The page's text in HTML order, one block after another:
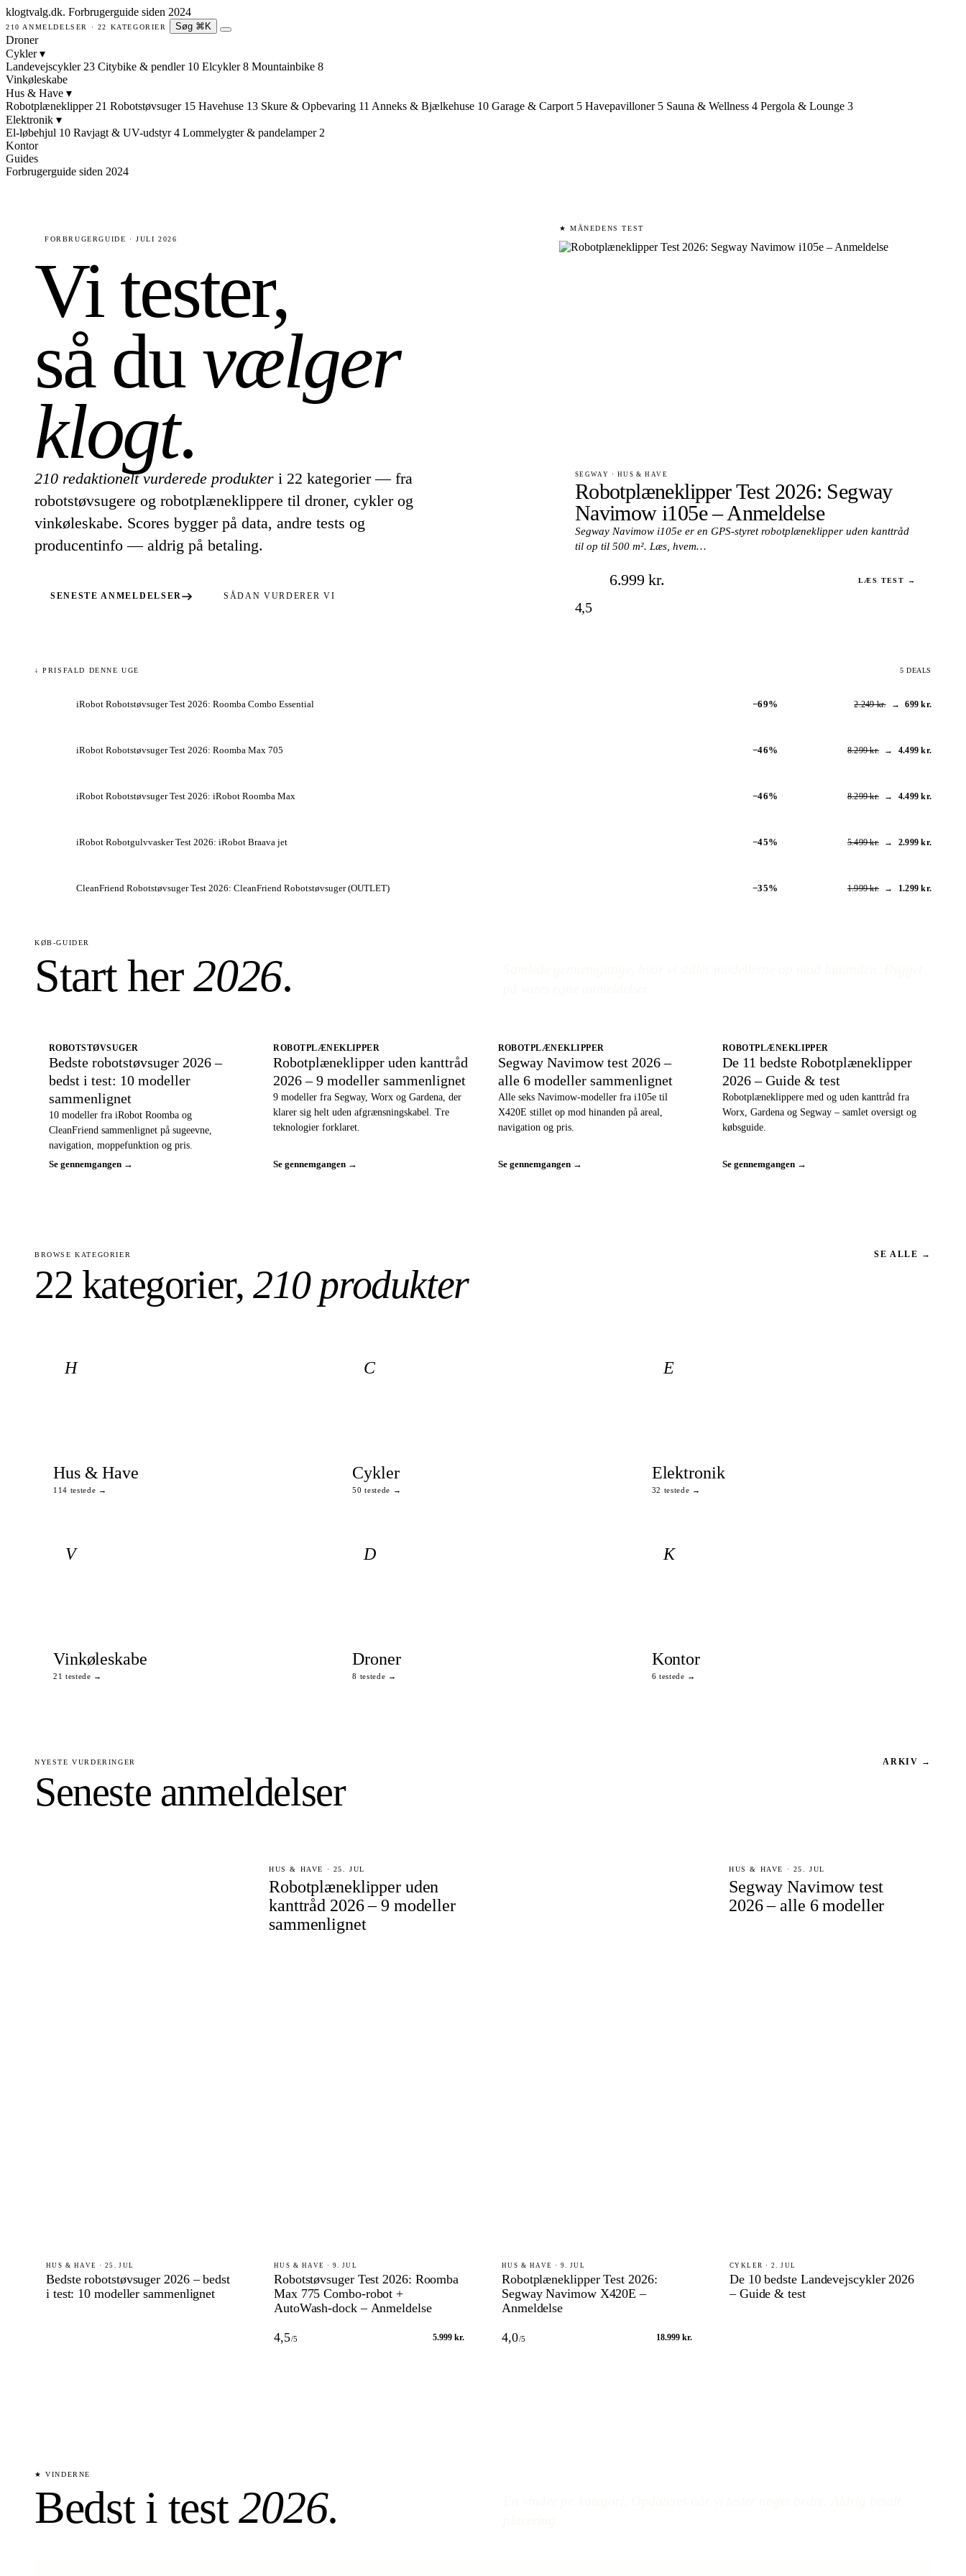
klogtvalg.dk. Forbrugerguide siden 2024
210 ANMELDELSER · 22 KATEGORIER Søg ⌘K
Droner
Cykler▾
Landevejscykler 23 Citybike & pendler 10 Elcykler 8 Mountainbike 8
Vinkøleskabe
Hus & Have ▾
Robotplæneklipper 21 Robotstøvsuger 15 Havehuse 13 Skure & Opbevaring 11 Anneks & Bjælkehuse 10 Garage & Carport 5 Havepavilloner 5 Sauna & Wellness 4 Pergola & Lounge 3
Elektronik ▾
El-løbehjul 10 Ravjagt & UV-udstyr 4 Lommelygter & pandelamper 2
Kontor
Guides
Forbrugerguide siden 2024
FORBRUGERGUIDE · JULI 2026
Vi tester,
så duvælger
klogt.
210 redaktionelt vurderede produkter i 22 kategorier — fra
robotstøvsugere og robotplæneklippere til droner, cykler og
vinkøleskabe. Scores bygger på data, andre tests og
producentinfo — aldrig på betaling.
SENESTE ANMELDELSER SÅDAN VURDERER VI
★ MÅNEDENS TEST
SEGWAY · HUS & HAVE
Robotplæneklipper Test 2026: Segway
Navimow i105e – Anmeldelse
Segway Navimow i105e er en GPS-styret robotplæneklipper uden kanttråd
til op til 500 m². Læs, hvem…
4,5
6.999 kr. LÆS TEST →
↓ PRISFALD DENNE UGE 5 DEALS
iRobot Robotstøvsuger Test 2026: Roomba Combo Essential −69% 2.249 kr. → 699 kr.
iRobot Robotstøvsuger Test 2026: Roomba Max 705 −46% 8.299 kr. → 4.499 kr.
iRobot Robotstøvsuger Test 2026: iRobot Roomba Max −46% 8.299 kr. → 4.499 kr.
iRobot Robotgulvvasker Test 2026: iRobot Braava jet −45% 5.499 kr. → 2.999 kr.
CleanFriend Robotstøvsuger Test 2026: CleanFriend Robotstøvsuger (OUTLET) −35% 1.999 kr. → 1.299 kr.
KØB-GUIDER
Start her2026.
ROBOTSTØVSUGER
Bedste robotstøvsuger 2026 –
bedst i test: 10 modeller
sammenlignet
10 modeller fra iRobot Roomba og
CleanFriend sammenlignet på sugeevne,
navigation, moppefunktion og pris.
Se gennemgangen →
ROBOTPLÆNEKLIPPER
Robotplæneklipper uden kanttråd
2026 – 9 modeller sammenlignet
9 modeller fra Segway, Worx og Gardena, der
klarer sig helt uden afgrænsningskabel. Tre
teknologier forklaret.
Se gennemgangen →
ROBOTPLÆNEKLIPPER
Segway Navimow test 2026 –
alle 6 modeller sammenlignet
Alle seks Navimow-modeller fra i105e til
X420E stillet op mod hinanden på areal,
navigation og pris.
Se gennemgangen →
ROBOTPLÆNEKLIPPER
De 11 bedste Robotplæneklipper
2026 – Guide & test
Robotplæneklippere med og uden kanttråd fra
Worx, Gardena og Segway – samlet oversigt og
købsguide.
Se gennemgangen →
BROWSE KATEGORIER
22 kategorier, 210 produkter
SE ALLE →
H
Hus & Have
114 testede →
C
Cykler
50 testede →
E
Elektronik
32 testede →
V
Vinkøleskabe
21 testede →
D
Droner
8 testede →
K
Kontor
6 testede →
NYESTE VURDERINGER
Seneste anmeldelser
ARKIV →
HUS & HAVE · 25. JUL
Robotplæneklipper uden
kanttråd 2026 – 9 modeller
sammenlignet
HUS & HAVE · 25. JUL
Segway Navimow test
2026 – alle 6 modeller
HUS & HAVE · 25. JUL
Bedste robotstøvsuger 2026 – bedst
i test: 10 modeller sammenlignet
HUS & HAVE · 9. JUL
Robotstøvsuger Test 2026: Roomba
Max 775 Combo-robot +
AutoWash-dock – Anmeldelse
4,5/5 5.999 kr.
HUS & HAVE · 9. JUL
Robotplæneklipper Test 2026:
Segway Navimow X420E –
Anmeldelse
4,0/5 18.999 kr.
CYKLER · 2. JUL
De 10 bedste Landevejscykler 2026
– Guide & test
★ VINDERNE
Bedst i test2026.